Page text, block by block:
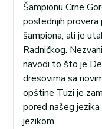
Šampionu Crne
poslednjih
šampiona, ali je
Radničkog.
navodi to što je
dresovima sa
opštine Tuzi je
pored našeg
jezikom.